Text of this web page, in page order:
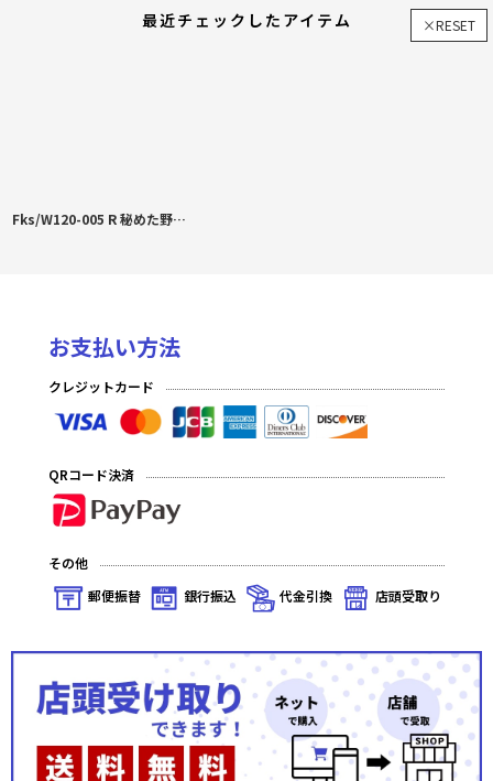
最近チェックしたアイテム ×RESET
Fks/W120-005 R 秘めた野望 アリスリーゼ
お支払い方法
クレジットカード
QRコード決済
その他
郵便振替
銀行振込 代金引換 店頭受取り